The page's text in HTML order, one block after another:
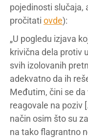
pojedinosti slučaja,
pročitati ovde):
„U pogledu izjava
krivična dela protiv
svih izolovanih
adekvatno da ih
Međutim, čini se
reagovale na poziv
način osim što su
na tako flagrantno